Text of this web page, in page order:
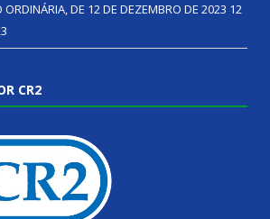
ORDINÁRIA, DE 12 DE DEZEMBRO DE 2023 12
CR2